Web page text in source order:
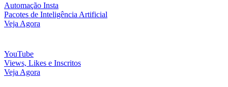
Automação Insta
Pacotes de Inteligência Artificial
Veja Agora
YouTube
Views, Likes e Inscritos
Veja Agora